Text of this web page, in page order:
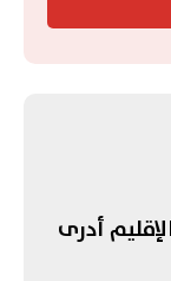
أدرى